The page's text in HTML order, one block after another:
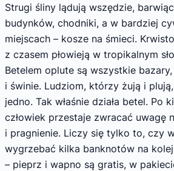
Strugi śliny lądują wszędzie,
budynków, chodniki, a w bardziej
miejscach – kosze na śmieci.
z czasem płowieją w tropikalnym
Betelem oplute są wszystkie
i świnie. Ludziom, którzy żują i
jedno. Tak właśnie działa betel. Po
człowiek przestaje zwracać uwagę
i pragnienie. Liczy się tylko to, czy
wygrzebać kilka banknotów na
– pieprz i wapno są gratis, w